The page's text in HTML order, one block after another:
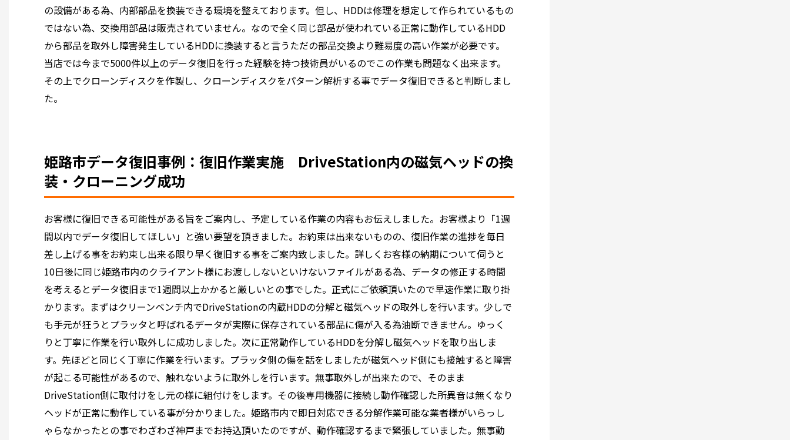
の設備がある為、内部部品を換装できる環境を整えております。但し、HDDは修理を想定して作られているもの
ではない為、交換用部品は販売されていません。なので全く同じ部品が使われている正常に動作しているHDD
から部品を取外し障害発生しているHDDに換装すると言うただの部品交換より難易度の高い作業が必要です。
当店では今まで5000件以上のデータ復旧を行った経験を持つ技術員がいるのでこの作業も問題なく出来ます。
その上でクローンディスクを作製し、クローンディスクをパターン解析する事でデータ復旧できると判断しまし
た。
姫路市データ復旧事例：復旧作業実施 DriveStation内の磁気ヘッドの換
装・クローニング成功
お客様に復旧できる可能性がある旨をご案内し、予定している作業の内容もお伝えしました。お客様より「1週
間以内でデータ復旧してほしい」と強い要望を頂きました。お約束は出来ないものの、復旧作業の進捗を毎日
差し上げる事をお約束し出来る限り早く復旧する事をご案内致しました。詳しくお客様の納期について伺うと
10日後に同じ姫路市内のクライアント様にお渡ししないといけないファイルがある為、データの修正する時間
を考えるとデータ復旧まで1週間以上かかると厳しいとの事でした。正式にご依頼頂いたので早速作業に取り掛
かります。まずはクリーンベンチ内でDriveStationの内蔵HDDの分解と磁気ヘッドの取外しを行います。少しで
も手元が狂うとプラッタと呼ばれるデータが実際に保存されている部品に傷が入る為油断できません。ゆっく
りと丁寧に作業を行い取外しに成功しました。次に正常動作しているHDDを分解し磁気ヘッドを取り出しま
す。先ほどと同じく丁寧に作業を行います。プラッタ側の傷を話をしましたが磁気ヘッド側にも接触すると障害
が起こる可能性があるので、触れないように取外しを行います。無事取外しが出来たので、そのまま
DriveStation側に取付けをし元の様に組付けをします。その後専用機器に接続し動作確認した所異音は無くなり
ヘッドが正常に動作している事が分かりました。姫路市内で即日対応できる分解作業可能な業者様がいらっし
ゃらなかったとの事でわざわざ神戸までお持込頂いたのですが、動作確認するまで緊張していました。無事動